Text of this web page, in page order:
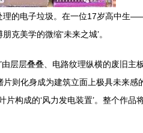
的电子垃圾。在一位17岁高中生
美学的微缩‘未来之城’。
层层叠叠、电路纹理纵横的废旧主
化身成为建筑立面上极具未来感
构成的‘风力发电装置’。整个作